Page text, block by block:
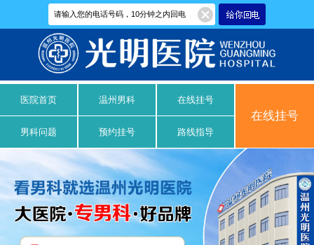
医院首页 温州男科 在线挂号
男科问题 预约挂号 路线指导
在线挂号